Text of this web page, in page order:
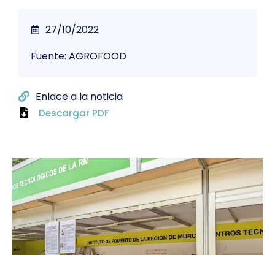
27/10/2022
Fuente: AGROFOOD
Enlace a la noticia
Descargar PDF